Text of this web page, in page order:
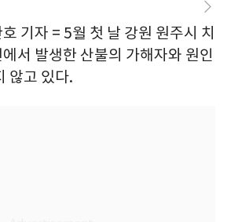
기자 = 5월 첫 날 강원 원주시 치
서 발생한 산불의 가해자와 원인
않고 있다.